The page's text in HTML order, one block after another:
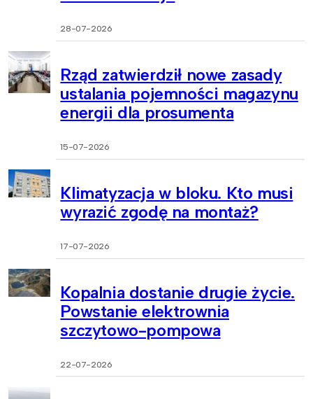
28-07-2026
Rząd zatwierdził nowe zasady
ustalania pojemności magazynu
energii dla prosumenta
15-07-2026
Klimatyzacja w bloku. Kto musi
wyrazić zgodę na montaż?
17-07-2026
Kopalnia dostanie drugie życie.
Powstanie elektrownia
szczytowo-pompowa
22-07-2026